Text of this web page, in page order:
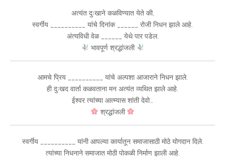
अत्यंत दुःखाने कळविण्यात येते की,
स्वर्गीय __________ यांचे दिनांक ______ रोजी निधन झाले आहे.
अंत्यविधी वेळ ______ येथे पार पडेल.
भावपूर्ण श्रद्धांजली
आमचे प्रिय __________ यांचे अल्पशा आजाराने निधन झाले.
ही दुःखद वार्ता कळवताना मन अत्यंत व्यथित झाले आहे.
ईश्वर त्यांच्या आत्म्यास शांती देवो…
श्रद्धांजली
स्वर्गीय __________ यांनी आपल्या कार्यातून समाजासाठी मोठे योगदान दिले.
त्यांच्या निधनाने समाजात मोठी पोकळी निर्माण झाली आहे.